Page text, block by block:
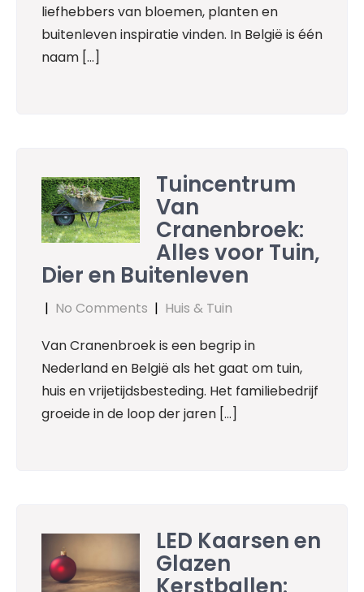
liefhebbers van bloemen, planten en
buitenleven inspiratie vinden. In België is één
naam […]
Tuincentrum
Van
Cranenbroek:
Alles voor Tuin,
Dier en Buitenleven
| No Comments | Huis & Tuin
Van Cranenbroek is een begrip in
Nederland en België als het gaat om tuin,
huis en vrijetijdsbesteding. Het familiebedrijf
groeide in de loop der jaren […]
LED Kaarsen en
Glazen